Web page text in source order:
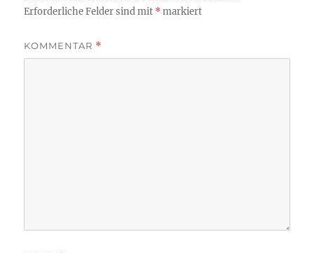
Erforderliche Felder sind mit *markiert
KOMMENTAR *